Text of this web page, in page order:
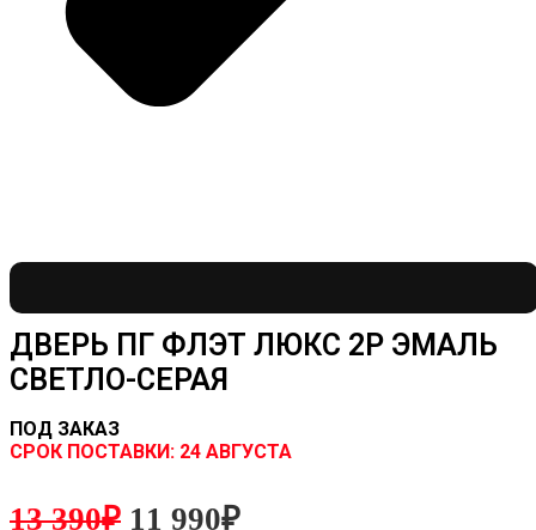
ДВЕРЬ ПГ ФЛЭТ ЛЮКС 2P ЭМАЛЬ
СВЕТЛО-СЕРАЯ
ПОД ЗАКАЗ
CРОК ПОСТАВКИ: 24 АВГУСТА
13 390₽ 11 990₽